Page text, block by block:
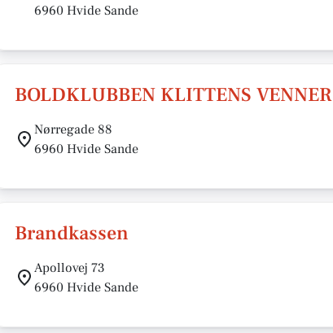
6960 Hvide Sande
BOLDKLUBBEN KLITTENS VENNER
Nørregade 88
6960 Hvide Sande
Brandkassen
Apollovej 73
6960 Hvide Sande